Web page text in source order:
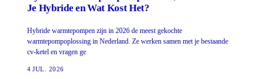
Je Hybride en Wat Kost Het?
Hybride warmtepompen zijn in 2026 de meest gekochte
warmtepompoplossing in Nederland. Ze werken samen met je bestaande
cv-ketel en vragen ge
4 JUL. 2026